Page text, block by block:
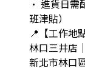
• 進貨日需
班津貼）
📍【工作地
林口三井店｜
新北市林口